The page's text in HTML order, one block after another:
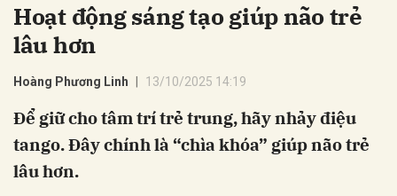
Hoàng Phương Linh 13/10/2025 14:19
tango. Đây chính là “chìa khóa” giúp não trẻ
Hủy Gửi